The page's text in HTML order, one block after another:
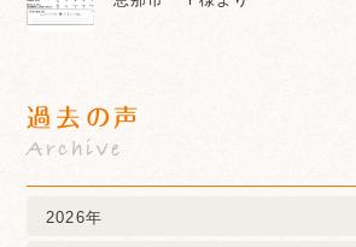
過去の声
Archive
2026年